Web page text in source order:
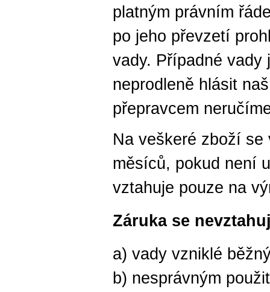
platným právním
po jeho převzetí
vady. Případné vady
neprodleně hlásit
přepravcem
Na veškeré zboží se
měsíců, pokud není
vztahuje pouze na
Záruka se
a) vady vzniklé
b) nesprávným